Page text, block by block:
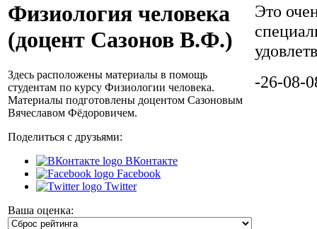
Физиология человека
(доцент Сазонов В.Ф.)
Здесь расположены материалы в помощь
студентам по курсу Физиологии человека.
Материалы подготовлены доцентом Сазоновым
Вячеславом Фёдоровичем.
Поделиться с друзьями:
ВКонтакте
Facebook
Twitter
Ваша оценка:
Это
-26-08-